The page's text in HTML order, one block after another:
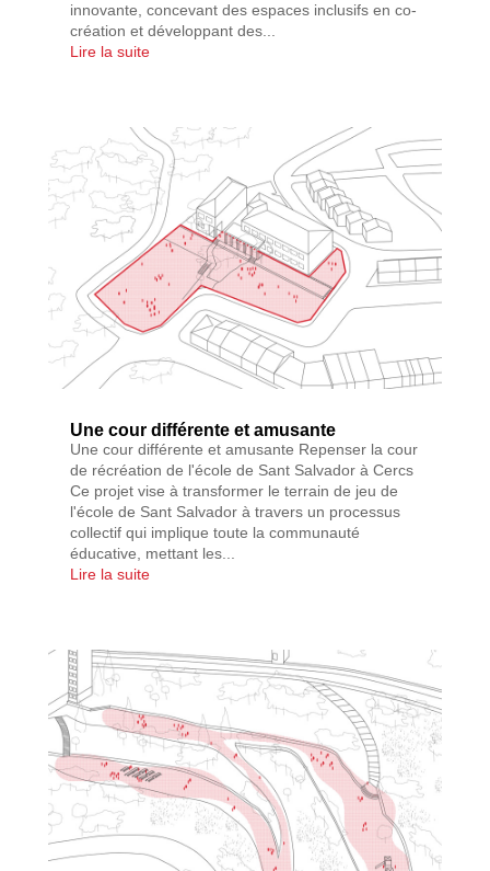
innovante, concevant des espaces inclusifs en co-
création et développant des...
Lire la suite
Une cour différente et amusante
Une cour différente et amusante Repenser la cour
de récréation de l'école de Sant Salvador à Cercs
Ce projet vise à transformer le terrain de jeu de
l'école de Sant Salvador à travers un processus
collectif qui implique toute la communauté
éducative, mettant les...
Lire la suite